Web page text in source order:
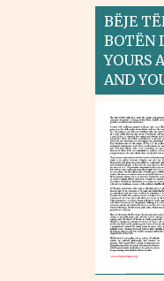
BËJE
BOTËN
YOURS
AND